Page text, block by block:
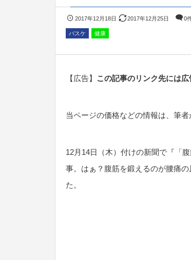
2017年12月18日 2017年12月25日 0
バスケ 健康
【広告】 この記事のリンク先には
当ページの価格などの情報は、筆
12月14日（木）付けの新聞で『「
事。はぁ？腹筋を鍛えるのが腰痛
た。